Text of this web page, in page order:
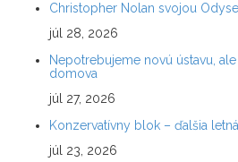
Christopher Nolan svojou
júl 28, 2026
Nepotrebujeme novú ústavu,
domova
júl 27, 2026
Konzervatívny blok – ďalšia
júl 23, 2026